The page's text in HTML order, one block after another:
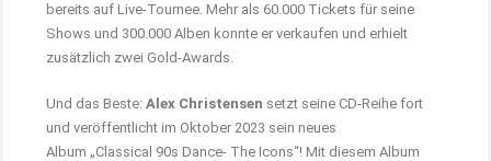
bereits auf Live-Tournee. Mehr als 60.000 Tickets für seine
Shows und 300.000 Alben konnte er verkaufen und erhielt
zusätzlich zwei Gold-Awards.
Und das Beste:Alex Christensen setzt seine CD-Reihe fort
und veröffentlicht im Oktober 2023 sein neues
Album „Classical 90s Dance- The Icons“! Mit diesem Album